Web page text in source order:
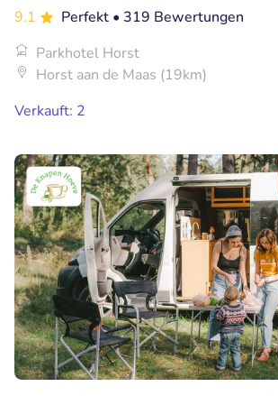
9.1 Perfekt • 319 Bewertungen
Parkhotel Horst
Horst aan de Maas (19km)
Verkauft: 2